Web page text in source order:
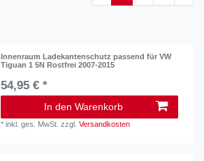
Innenraum Ladekantenschutz passend für VW
Tiguan 1 5N Rostfrei 2007-2015
54,95 € *
In den Warenkorb
*inkl. ges. MwSt. zzgl.Versandkosten